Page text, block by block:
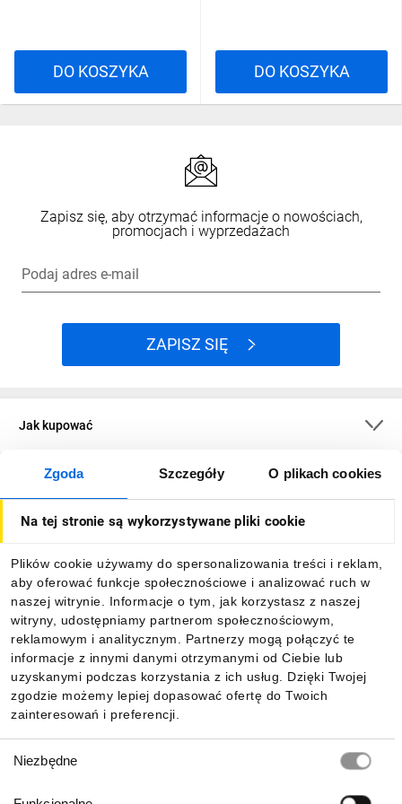
Zgoda Szczegóły O plikach cookies
Na tej stronie są wykorzystywane pliki cookie
Plików cookie używamy do spersonalizowania treści i reklam,
aby oferować funkcje społecznościowe i analizować ruch w
naszej witrynie. Informacje o tym, jak korzystasz z naszej
witryny, udostępniamy partnerom społecznościowym,
reklamowym i analitycznym. Partnerzy mogą połączyć te
informacje z innymi danymi otrzymanymi od Ciebie lub
uzyskanymi podczas korzystania z ich usług. Dzięki Twojej
zgodzie możemy lepiej dopasować ofertę do Twoich
zainteresowań i preferencji.
zgody
Niezbędne
DO KOSZYKA DO KOSZYKA
Zapisz się, aby otrzymać informacje o nowościach,
promocjach i wyprzedażach
Podaj adres e-mail
ZAPISZ SIĘ
Jak kupować
O firmie
Informacje
Pobierz naszą aplikację mobilną: